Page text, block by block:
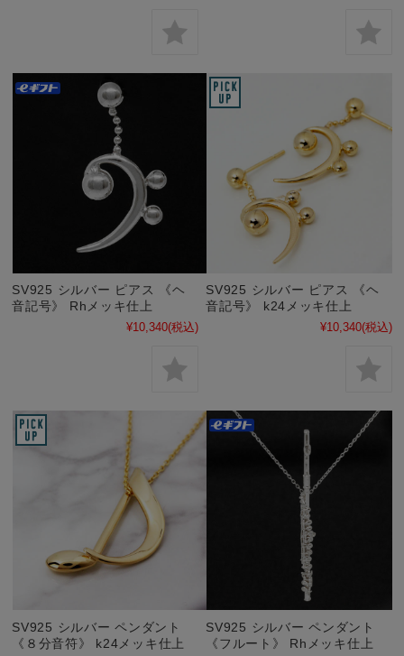
SV925 シルバー ピアス 《ヘ
音記号》 Rhメッキ仕上
¥10,340(税込)
SV925 シルバー ピアス 《ヘ
音記号》 k24メッキ仕上
¥10,340(税込)
SV925 シルバー ペンダント
《８分音符》 k24メッキ仕上
SV925 シルバー ペンダント
《フルート》 Rhメッキ仕上